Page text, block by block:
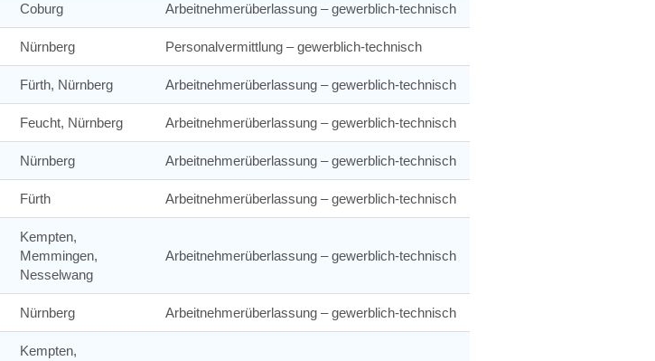
Coburg Arbeitnehmerüberlassung – gewerblich-technisch
Nürnberg Personalvermittlung – gewerblich-technisch
Fürth, Nürnberg Arbeitnehmerüberlassung – gewerblich-technisch
Feucht, Nürnberg Arbeitnehmerüberlassung – gewerblich-technisch
Nürnberg Arbeitnehmerüberlassung – gewerblich-technisch
Fürth Arbeitnehmerüberlassung – gewerblich-technisch
Kempten,
Memmingen,
Nesselwang
Arbeitnehmerüberlassung – gewerblich-technisch
Nürnberg Arbeitnehmerüberlassung – gewerblich-technisch
Kempten,